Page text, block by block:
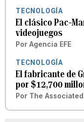
TECNOLOGÍA
El clásico Pac-
videojuegos
Por Agencia EFE
TECNOLOGÍA
El fabricante de
por $12,700
Por The